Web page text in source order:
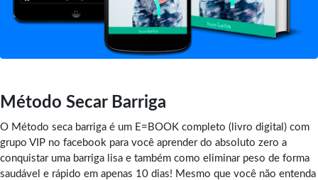
Método Secar Barriga
O Método seca barriga é um E=BOOK completo (livro digital) com
grupo VIP no facebook para você aprender do absoluto zero a
conquistar uma barriga lisa e também como eliminar peso de forma
saudável e rápido em apenas 10 dias! Mesmo que você não entenda